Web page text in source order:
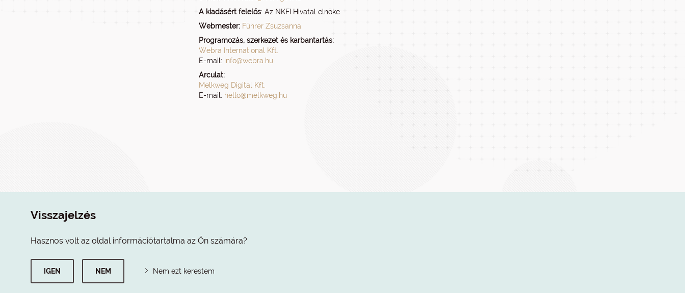
A kiadásért felelős: Az NKFI Hivatal elnöke
Webmester: Führer Zsuzsanna
Programozás, szerkezet és karbantartás:
Webra International Kft.
E-mail: info@webra.hu
Arculat:
Melkweg Digital Kft.
E-mail: hello@melkweg.hu
Visszajelzés
Hasznos volt az oldal információtartalma az Ön számára?
IGEN NEM Nem ezt kerestem